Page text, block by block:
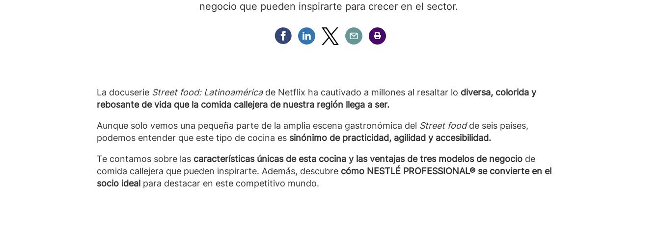
negocio que pueden inspirarte para crecer en el sector.
Compartir Facebook
Compartir Linkedin
Compartir Twitter
Compartir Email
Compartir Imprimir
La docuserie Street food: Latinoaméricade Netflix ha cautivado a millones al resaltar lo diversa, colorida y
rebosante de vida que la comida callejera de nuestra región llega a ser.
Aunque solo vemos una pequeña parte de la amplia escena gastronómica del Street foodde seis países,
podemos entender que este tipo de cocina es sinónimo de practicidad, agilidad y accesibilidad.
Te contamos sobre las características únicas de esta cocina y las ventajas de tres modelos de negocio de
comida callejera que pueden inspirarte. Además, descubre cómo NESTLÉ PROFESSIONAL® se convierte en el
socio ideal para destacar en este competitivo mundo.